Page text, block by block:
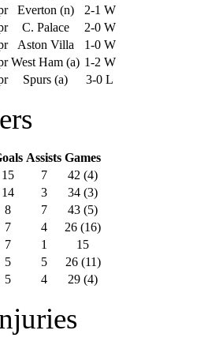
Everton (n)
2-1 W
C. Palace
2-0 W
Aston Villa
1-0 W
West Ham (a) 1-2 W
Spurs (a) 3-0 L
Assists Games
15 7
42 (4)
14 3
34 (3)
8 7
43 (5)
7 4
26 (16)
7 1
15
5 5
26 (11)
5 4 29 (4)